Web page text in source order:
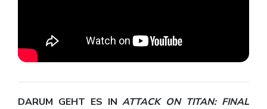
DARUM GEHT ES INATTACK ON TITAN: FINAL